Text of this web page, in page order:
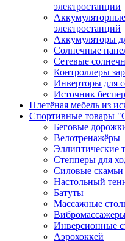
электростанции
электростанций
Аккумуляторы
Солнечные
Сетевые
Контроллеры
Инверторы для
Источник
Плетёная мебель из
Спортивные товары
Беговые
Велотренажёры
Эллиптические
Степперы для
Силовые
Настольный
Батуты
Массажные
Инверсионные
Аэрохоккей